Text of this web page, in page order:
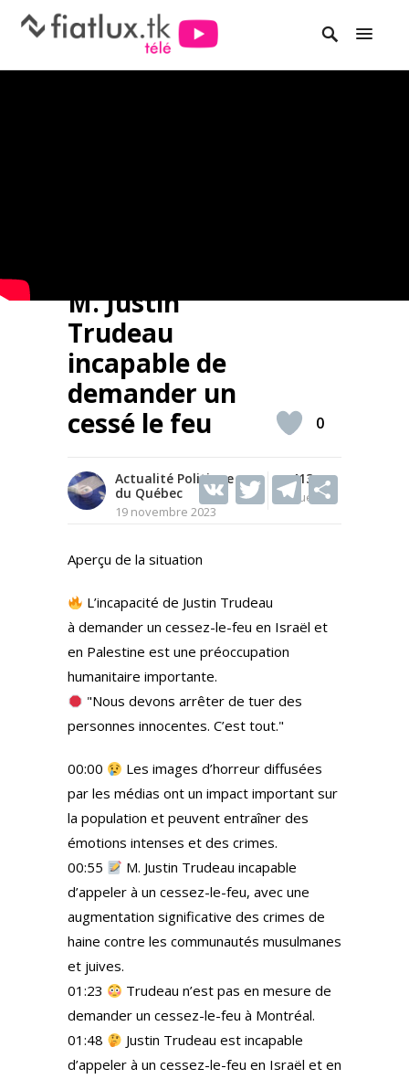
M. Justin
Trudeau
incapable de
demander un
cessé le feu
Actualité Politique
du Québec
19 novembre 2023
413
Vues
V T T
m
0
Aperçu de la situation
L’incapacité de Justin Trudeau
à demander un cessez-le-feu en Israël et
en Palestine est une préoccupation
humanitaire importante.
"Nous devons arrêter de tuer des
personnes innocentes. C’est tout."
00:00
Les images d’horreur diffusées
par les médias ont un impact important sur
la population et peuvent entraîner des
émotions intenses et des crimes.
00:55
M. Justin Trudeau incapable
d’appeler à un cessez-le-feu, avec une
augmentation significative des crimes de
haine contre les communautés musulmanes
et juives.
01:23
Trudeau n’est pas en mesure de
demander un cessez-le-feu à Montréal.
01:48
Justin Trudeau est incapable
d’appeler à un cessez-le-feu en Israël et en